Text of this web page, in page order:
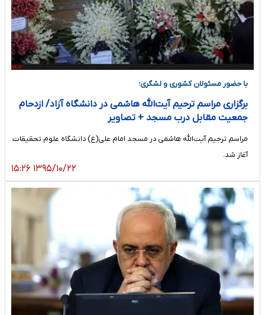
با حضور مسئولان کشوری و لشگری؛
برگزاری مراسم ترحیم آیت‌الله هاشمی در دانشگاه آزاد/ ازدحام
جمعیت مقابل درب مسجد + تصاویر
مراسم ترحیم آیت‌الله هاشمی در مسجد امام علی(ع) دانشگاه علوم تحقیقات
آغاز شد.
۱۳۹۵/۱۰/۲۲ ۱۵:۲۶